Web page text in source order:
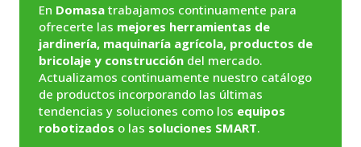
En Domasa trabajamos continuamente para
ofrecerte las mejores herramientas de
jardinería, maquinaría agrícola, productos de
bricolaje y construcción del mercado.
Actualizamos continuamente nuestro catálogo
de productos incorporando las últimas
tendencias y soluciones como los equipos
robotizados o las soluciones SMART.